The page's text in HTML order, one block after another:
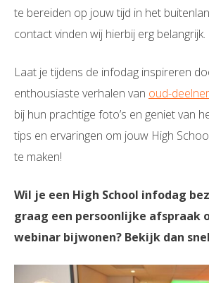
te bereiden op jouw tijd in het
contact vinden wij hierbij erg belangrijk.
Laat je tijdens de infodag inspireren
enthousiaste verhalen van oud-
bij hun prachtige foto’s en geniet van
tips en ervaringen om jouw High
te maken!
Wil je een High School infodag
graag een persoonlijke afspraak
webinar bijwonen? Bekijk dan